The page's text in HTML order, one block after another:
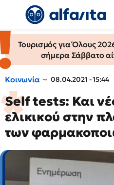
Τουρισμός για Όλους
σήμερα Σάββατο
Κοινωνία 08.04.2021 - 15:44
Self tests: Και
ελικικού στην
των